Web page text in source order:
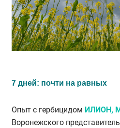
7 дней: почти на равных
Опыт с гербицидом ИЛИОН,
Воронежского